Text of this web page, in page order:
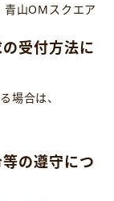
山OMスクエア
受付方法に
場合は、
の遵守につ